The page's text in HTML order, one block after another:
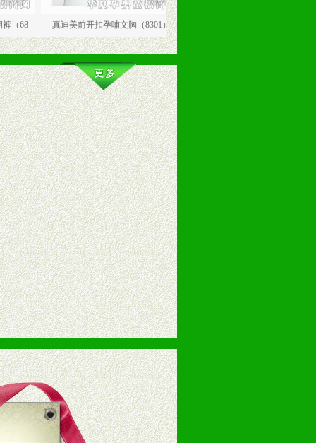
真迪美前开扣孕哺文胸（8301） 真迪美蕾丝双层孕哺文胸（8101